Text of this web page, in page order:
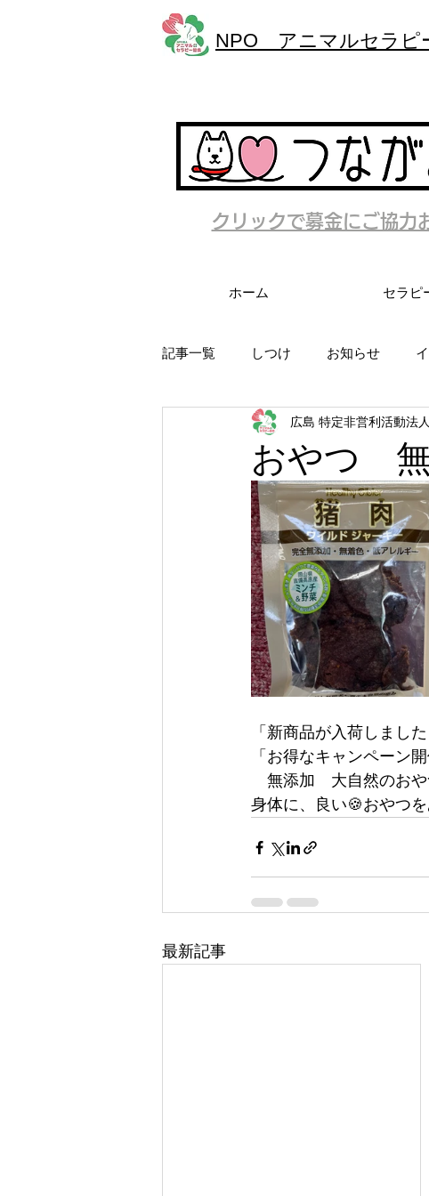
NPO アニマルセラピ
クリックで募金にご協力
ホーム セラピ
記事一覧 しつけ お知らせ
おやつ
広島 特定非営利活動法
「新商品が入荷しまし
「お得なキャンペーン
無添加　大自然のお
身体に、良い🍪おやつ
最新記事